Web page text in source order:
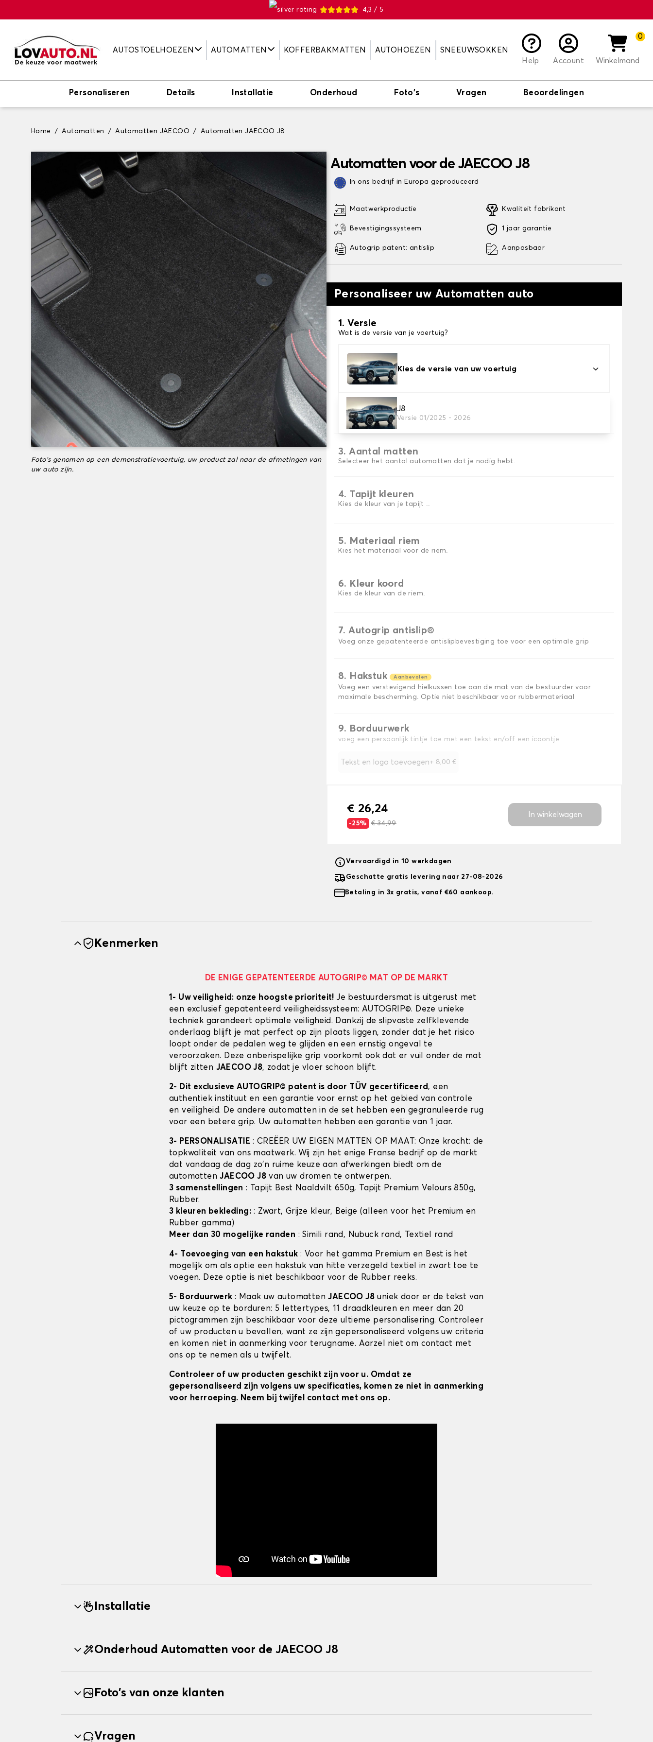
4,3 / 5
AUTOSTOELHOEZEN AUTOMATTEN KOFFERBAKMATTEN AUTOHOEZEN
SNEEUWSOKKEN
Help
Account
0
Winkelmand
Personaliseren Details Installatie Onderhoud Foto's Vragen Beoordelingen
Home Automatten Automatten JAECOO Automatten JAECOO J8
Foto's genomen op een demonstratievoertuig, uw product zal naar de afmetingen van
uw auto zijn.
Automatten voor de JAECOO J8
In ons bedrijf in Europa geproduceerd
Maatwerkproductie
Bevestigingssysteem
Autogrip patent: antislip
Kwaliteit fabrikant
1 jaar garantie
Aanpasbaar
Personaliseer uw Automatten auto
1. Versie
Wat is de versie van je voertuig?
Kies de versie van uw voertuig
J8
Versie 01/2025 - 2026
2. Materiaal
Kies het materiaal van uw automatten
3. Aantal matten
Selecteer het aantal automatten dat je nodig hebt.
4. Tapijt kleuren
Kies de kleur van je tapijt ..
5. Materiaal riem
Kies het materiaal voor de riem.
6. Kleur koord
Kies de kleur van de riem.
7. Autogrip antislip®
Voeg onze gepatenteerde antislipbevestiging toe voor een optimale grip
8. Hakstuk Aanbevolen
Voeg een verstevigend hielkussen toe aan de mat van de bestuurder voor
maximale bescherming. Optie niet beschikbaar voor rubbermateriaal
9. Borduurwerk
voeg een persoonlijk tintje toe met een tekst en/off een icoontje
Tekst en logo toevoegen+ 8,00 €
€ 26,24
-25% € 34,99
In winkelwagen
Vervaardigd in 10 werkdagen
Geschatte gratis levering naar 27-08-2026
Betaling in 3x gratis, vanaf €60 aankoop.
Kenmerken
DE ENIGE GEPATENTEERDE AUTOGRIP© MAT OP DE MARKT
1- Uw veiligheid: onze hoogste prioriteit!Je bestuurdersmat is uitgerust met
een exclusief gepatenteerd veiligheidssysteem: AUTOGRIP©. Deze unieke
techniek garandeert optimale veiligheid. Dankzij de slipvaste zelfklevende
onderlaag blijft je mat perfect op zijn plaats liggen, zonder dat je het risico
loopt onder de pedalen weg te glijden en een ernstig ongeval te
veroorzaken. Deze onberispelijke grip voorkomt ook dat er vuil onder de mat
blijft zitten JAECOO J8, zodat je vloer schoon blijft.
2- Dit exclusieve AUTOGRIP© patent is door TÜV gecertificeerd, een
authentiek instituut en een garantie voor ernst op het gebied van controle
en veiligheid. De andere automatten in de set hebben een gegranuleerde rug
voor een betere grip. Uw automatten hebben een garantie van 1 jaar.
3- PERSONALISATIE: CREËER UW EIGEN MATTEN OP MAAT: Onze kracht: de
topkwaliteit van ons maatwerk. Wij zijn het enige Franse bedrijf op de markt
dat vandaag de dag zo'n ruime keuze aan afwerkingen biedt om de
automattenJAECOO J8 van uw dromen te ontwerpen.
3 samenstellingen : Tapijt Best Naaldvilt 650g, Tapijt Premium Velours 850g,
Rubber.
3 kleuren bekleding: : Zwart, Grijze kleur, Beige (alleen voor het Premium en
Rubber gamma)
Meer dan 30 mogelijke randen : Simili rand, Nubuck rand, Textiel rand
4- Toevoeging van een hakstuk : Voor het gamma Premium en Best is het
mogelijk om als optie een hakstuk van hitte verzegeld textiel in zwart toe te
voegen. Deze optie is niet beschikbaar voor de Rubber reeks.
5- Borduurwerk : Maak uw automattenJAECOO J8 uniek door er de tekst van
uw keuze op te borduren: 5 lettertypes, 11 draadkleuren en meer dan 20
pictogrammen zijn beschikbaar voor deze ultieme personalisering. Controleer
of uw producten u bevallen, want ze zijn gepersonaliseerd volgens uw criteria
en komen niet in aanmerking voor terugname. Aarzel niet om contact met
ons op te nemen als u twijfelt.
Controleer of uw producten geschikt zijn voor u. Omdat ze
gepersonaliseerd zijn volgens uw specificaties, komen ze niet in aanmerking
voor herroeping. Neem bij twijfel contact met ons op.
Installatie
Onderhoud Automatten voor de JAECOO J8
Foto's van onze klanten
Vragen